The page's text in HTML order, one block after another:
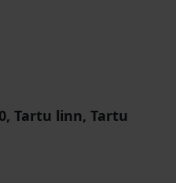
Tartu linn, Tartu